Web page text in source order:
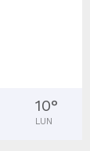
10°
LUN